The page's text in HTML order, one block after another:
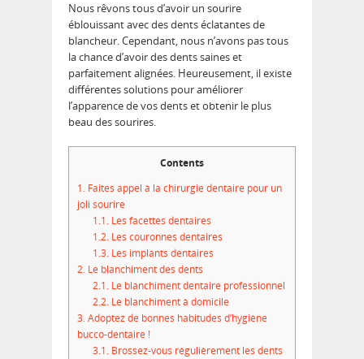
Nous rêvons tous d’avoir un sourire
éblouissant avec des dents éclatantes de
blancheur. Cependant, nous n’avons pas tous
la chance d’avoir des dents saines et
parfaitement alignées. Heureusement, il existe
différentes solutions pour améliorer
l’apparence de vos dents et obtenir le plus
beau des sourires.
Contents
1. Faites appel à la chirurgie dentaire pour un
joli sourire
1.1.Les facettes dentaires
1.2.Les couronnes dentaires
1.3.Les implants dentaires
2. Le blanchiment des dents
2.1.Le blanchiment dentaire professionnel
2.2.Le blanchiment à domicile
3.Adoptez de bonnes habitudes d’hygiène
bucco-dentaire !
3.1.Brossez-vous régulièrement les dents